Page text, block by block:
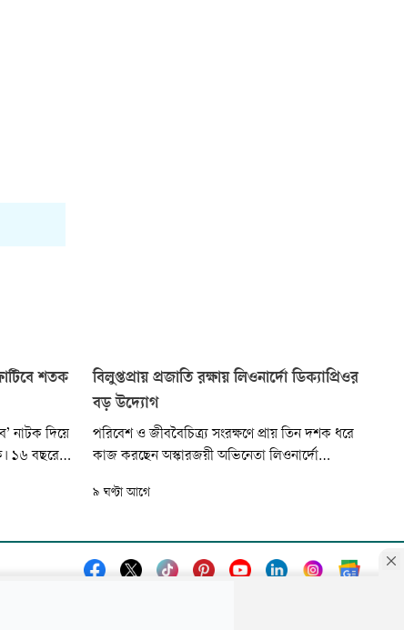
শতক
নাটক দিয়ে
১৬ বছরের
একাডেমির
বিলুপ্তপ্রায় প্রজাতি রক্ষায় লিওনার্দো ডিক্যাপ্রিওর
বড় উদ্যোগ
পরিবেশ ও জীববৈচিত্র্য সংরক্ষণে প্রায় তিন দশক ধরে
কাজ করছেন অস্কারজয়ী অভিনেতা লিওনার্দো
ফাউন্ডেশন’ সংস্থার মাধ্যমে এ কাজ শুরু করেন তিনি।
করে এ ফাউন্ডেশনকে বিস্তৃত করে নতুন নাম দেন ‘রি:
ওয়াইল্ড’।
৯ ঘণ্টা আগে